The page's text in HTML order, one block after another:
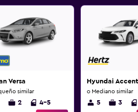
Versa
similar
2 4-5
Hyundai Accent
o Mediano similar
5 3